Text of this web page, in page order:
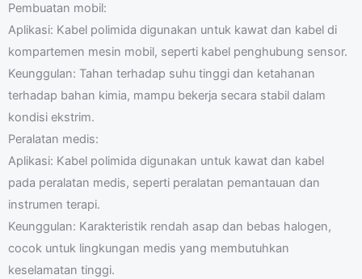
Pembuatan mobil:
Aplikasi: Kabel polimida digunakan untuk kawat dan kabel di
kompartemen mesin mobil, seperti kabel penghubung sensor.
Keunggulan: Tahan terhadap suhu tinggi dan ketahanan
terhadap bahan kimia, mampu bekerja secara stabil dalam
kondisi ekstrim.
Peralatan medis:
Aplikasi: Kabel polimida digunakan untuk kawat dan kabel
pada peralatan medis, seperti peralatan pemantauan dan
instrumen terapi.
Keunggulan: Karakteristik rendah asap dan bebas halogen,
cocok untuk lingkungan medis yang membutuhkan
keselamatan tinggi.